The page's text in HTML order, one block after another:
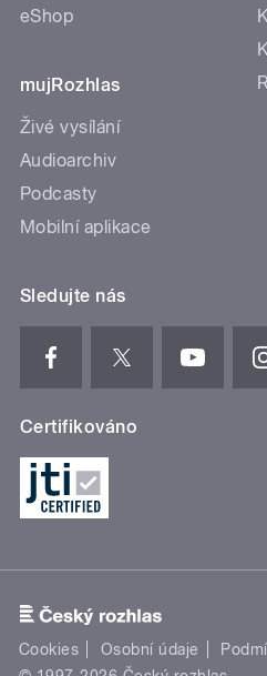
eShop
mujRozhlas
Živé vysílání
Audioarchiv
Podcasty
Mobilní aplikace
Sledujte nás
Certifikováno
Cookies Osobní údaje